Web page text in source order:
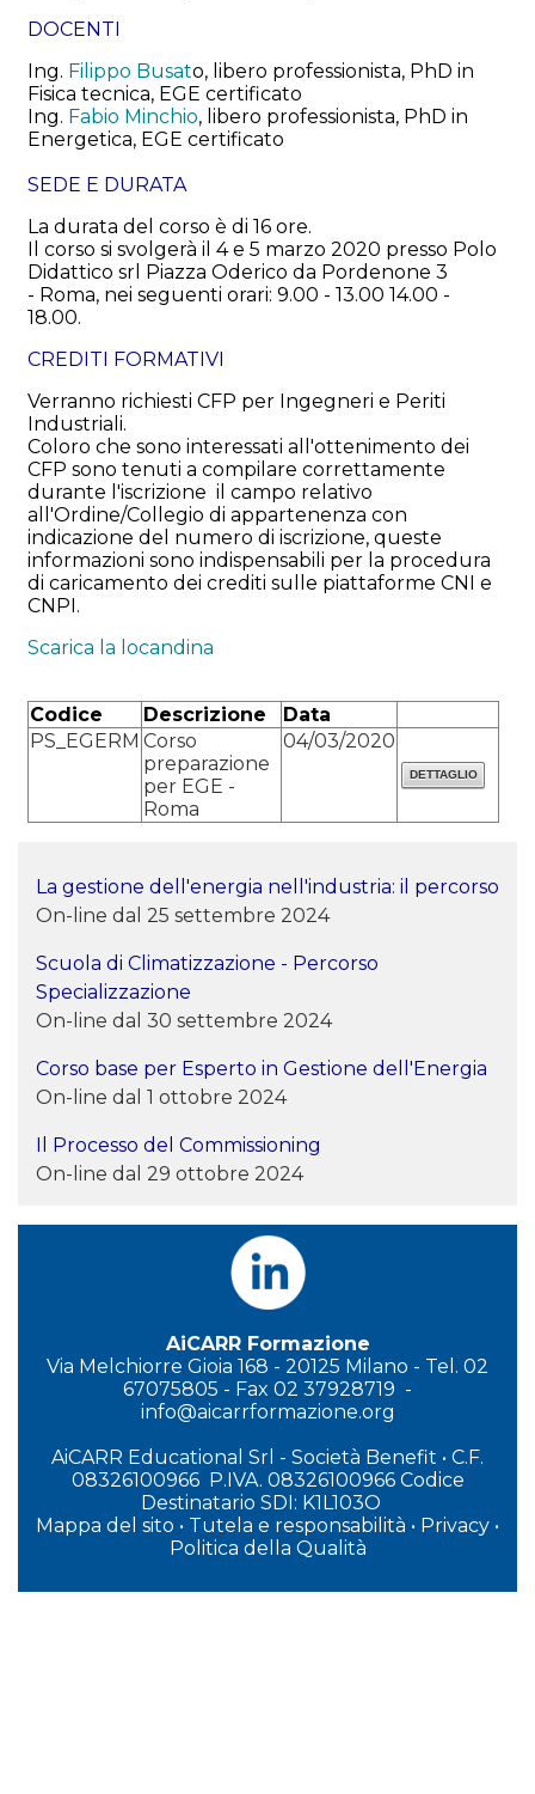
La gestione dell'energia nell'industria: il percorso
On-line dal 25 settembre 2024
Scuola di Climatizzazione - Percorso
Specializzazione
On-line dal 30 settembre 2024
Corso base per Esperto in Gestione dell'Energia
On-line dal 1 ottobre 2024
Il Processo del Commissioning
On-line dal 29 ottobre 2024
DOCENTI
Ing. Filippo Busato, libero professionista, PhD in
Fisica tecnica, EGE certificato
Ing. Fabio Minchio, libero professionista, PhD in
Energetica, EGE certificato
SEDE E DURATA
La durata del corso è di 16 ore.
Il corso si svolgerà il 4 e 5 marzo 2020 presso Polo
Didattico srl Piazza Oderico da Pordenone 3
- Roma, nei seguenti orari: 9.00 - 13.00 14.00 -
18.00.
CREDITI FORMATIVI
Verranno richiesti CFP per Ingegneri e Periti
Industriali.
Coloro che sono interessati all'ottenimento dei
CFP sono tenuti a compilare correttamente
durante l'iscrizione il campo relativo
all'Ordine/Collegio di appartenenza con
indicazione del numero di iscrizione, queste
informazioni sono indispensabili per la procedura
di caricamento dei crediti sulle piattaforme CNI e
CNPI.
Scarica la locandina
Codice Descrizione
Data
PS_EGERM Corso
preparazione
per EGE -
Roma
04/03/2020
AiCARR Formazione
Via Melchiorre Gioia 168 - 20125 Milano - Tel. 02
67075805 - Fax 02 37928719 -
info@aicarrformazione.org
AiCARR Educational Srl - Società Benefit • C.F.
08326100966 P.IVA. 08326100966 Codice
Destinatario SDI: K1L103O
Mappa del sito • Tutela e responsabilità • Privacy •
Politica della Qualità